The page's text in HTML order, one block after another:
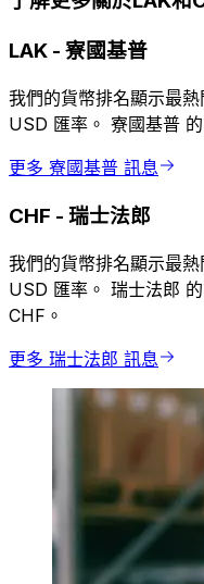
LAK - 寮國基普
我們的貨幣排名顯示最
USD 匯率。 寮國基普
更多 寮國基普 訊息
CHF - 瑞士法郎
我們的貨幣排名顯示最
USD 匯率。 瑞士法郎
CHF。
更多 瑞士法郎 訊息